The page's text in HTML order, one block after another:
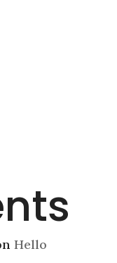
Hello